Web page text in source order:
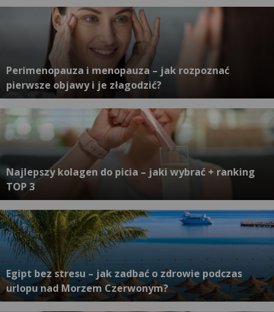
Perimenopauza i menopauza – jak rozpoznać
pierwsze objawy i je złagodzić?
Najlepszy kolagen do picia – jaki wybrać + ranking
TOP 3
Egipt bez stresu – jak zadbać o zdrowie podczas
urlopu nad Morzem Czerwonym?